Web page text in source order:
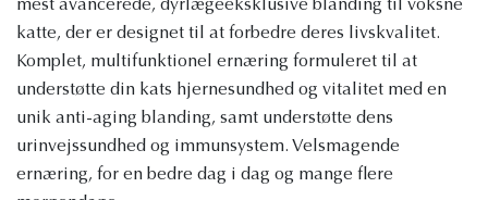
mest avancerede, dyrlægeeksklusive blanding til voksne
katte, der er designet til at forbedre deres livskvalitet.
Komplet, multifunktionel ernæring formuleret til at
understøtte din kats hjernesundhed og vitalitet med en
unik anti-aging blanding, samt understøtte dens
urinvejssundhed og immunsystem. Velsmagende
ernæring, for en bedre dag i dag og mange flere